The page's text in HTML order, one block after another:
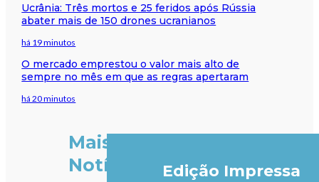
Ucrânia: Três mortos e 25 feridos após Rússia
abater mais de 150 drones ucranianos
há 19 minutos
O mercado emprestou o valor mais alto de
sempre no mês em que as regras apertaram
há 20 minutos
Mais
Notícias
Edição Impressa